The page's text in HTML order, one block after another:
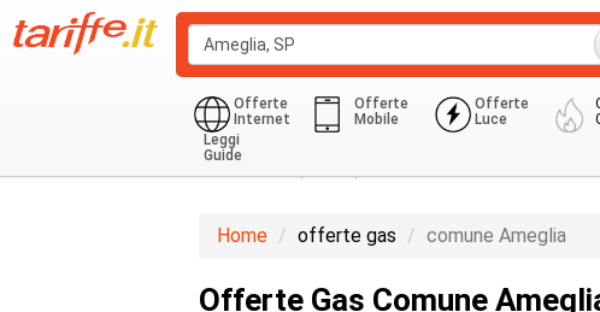
Offerte
Internet
Offerte
Mobile
Offerte
Luce
Leggi
Guide
Domestico (G1-G6)
Home offerte gas comune Ameglia
Offerte Gas Comune